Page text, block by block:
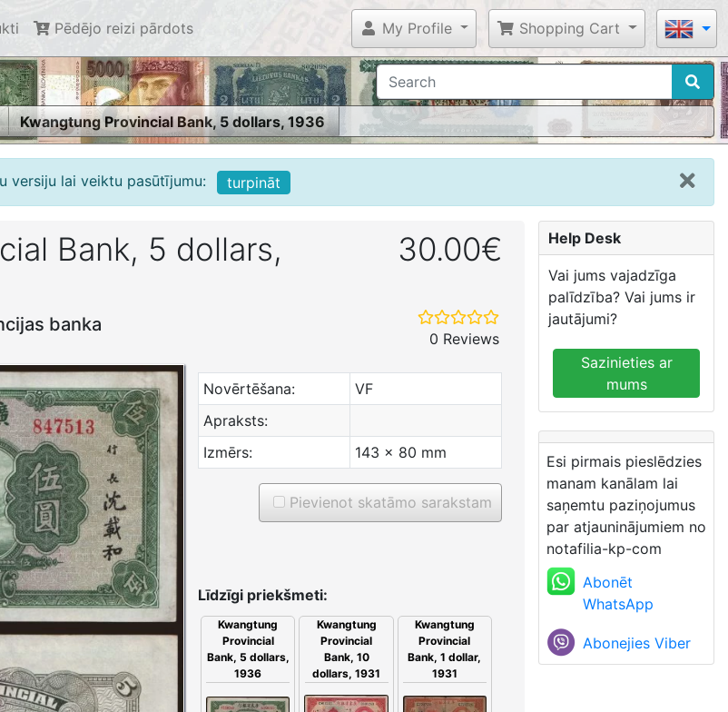
Pēdējo reizi pārdots My Profile Shopping Cart
Kwangtung Provincial Bank, 5 dollars, 1936
versiju lai veiktu pasūtījumu: turpināt
Bank, 5 dollars,
banka
30.00€
0 Reviews
Novērtēšana:
VF
Apraksts:
Izmērs:
143 x 80 mm
Pievienot skatāmo sarakstam
Līdzīgi priekšmeti:
Kwangtung
Provincial
Bank, 5 dollars,
1936
Kwangtung
Provincial
Bank, 10
dollars, 1931
Kwangtung
Provincial
Bank, 1 dollar,
1931
Help Desk
Vai jums vajadzīga
palīdzība? Vai jums ir
jautājumi?
Sazinieties ar
mums
Esi pirmais pieslēdzies
manam kanālam lai
saņemtu paziņojumus
par atjauninājumiem no
notafilia-kp-com
Abonēt
WhatsApp
Abonejies Viber